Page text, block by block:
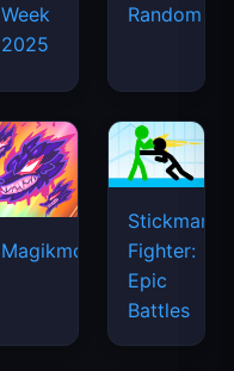
Week
2025
Random
Magikmon
Stickman
Fighter:
Epic
Battles